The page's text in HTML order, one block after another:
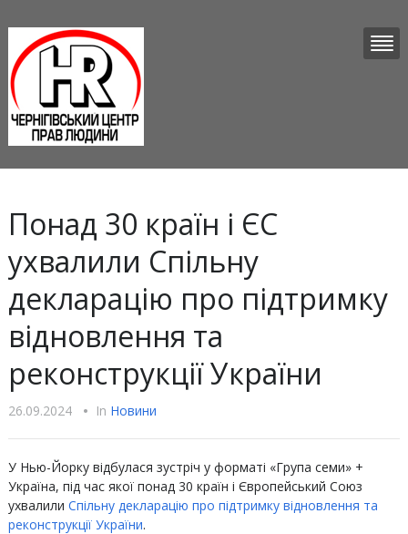
Понад 30 країн і ЄС
ухвалили Спільну
декларацію про підтримку
відновлення та
реконструкції України
26.09.2024 • In Новини
У Нью-Йорку відбулася зустріч у форматі «Група семи» +
Україна, під час якої понад 30 країн і Європейський Союз
ухвалили Спільну декларацію про підтримку відновлення та
реконструкції України.